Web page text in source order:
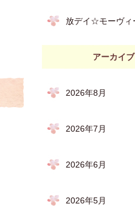
アーカイブ
2026年8月
2026年7月
2026年6月
2026年5月